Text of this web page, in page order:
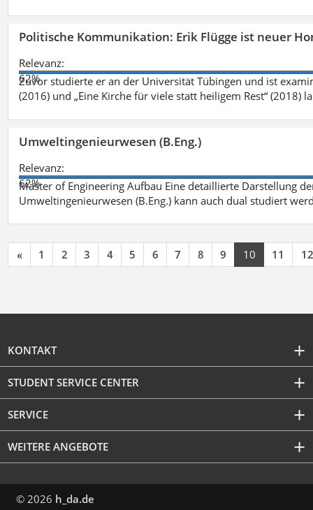
Politische Kommunikation: Erik Flügge ist neuer
Relevanz:
62%
Zuvor studierte er an der Universität Tübingen und ist
(2016) und „Eine Kirche für viele statt heiligem Rest“ (2018)
Umweltingenieurwesen (B.Eng.)
Relevanz:
62%
Master of Engineering Aufbau Eine detaillierte Darstellung
Umweltingenieurwesen (B.Eng.) kann auch dual studiert
« 1 2 3 4 5 6 7 8 9 10 11 12
KONTAKT
STUDENT SERVICE CENTER
SERVICE
WEITERE ANGEBOTE
© 2026 h_da.de